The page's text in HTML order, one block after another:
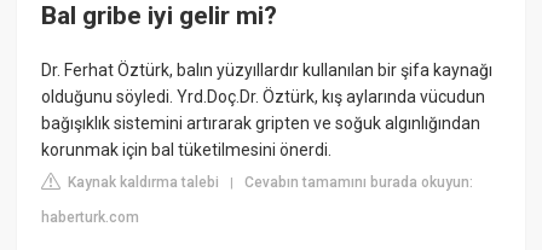
Bal gribe iyi gelir mi?
Dr. Ferhat Öztürk, balın yüzyıllardır kullanılan bir şifa kaynağı
olduğunu söyledi. Yrd.Doç.Dr. Öztürk, kış aylarında vücudun
bağışıklık sistemini artırarak gripten ve soğuk algınlığından
korunmak için bal tüketilmesini önerdi.
Kaynak kaldırma talebi |Cevabın tamamını burada okuyun:
haberturk.com